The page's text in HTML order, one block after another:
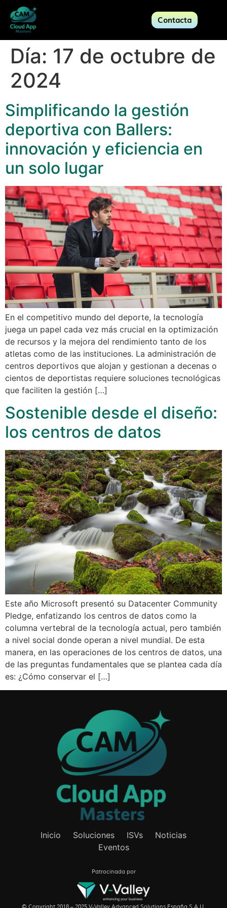
Contacta
Día: 17 de octubre de
2024
Simplificando la gestión
deportiva con Ballers:
innovación y eficiencia en
un solo lugar
En el competitivo mundo del deporte, la tecnología
juega un papel cada vez más crucial en la optimización
de recursos y la mejora del rendimiento tanto de los
atletas como de las instituciones. La administración de
centros deportivos que alojan y gestionan a decenas o
cientos de deportistas requiere soluciones tecnológicas
que faciliten la gestión […]
Sostenible desde el diseño:
los centros de datos
Este año Microsoft presentó su Datacenter Community
Pledge, enfatizando los centros de datos como la
columna vertebral de la tecnología actual, pero también
a nivel social donde operan a nivel mundial. De esta
manera, en las operaciones de los centros de datos, una
de las preguntas fundamentales que se plantea cada día
es: ¿Cómo conservar el […]
Inicio Soluciones ISVs
Noticias
Eventos
Patrocinada por
© Copyright 2018 – 2025 V-Valley Advanced Solutions España S.A.U.